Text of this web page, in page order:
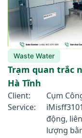
Waste Water
Trạm quan trắc
Hà Tĩnh
Client:
Cụm
Service:
động,
lượng